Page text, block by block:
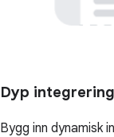
Dyp
Bygg inn dynamisk